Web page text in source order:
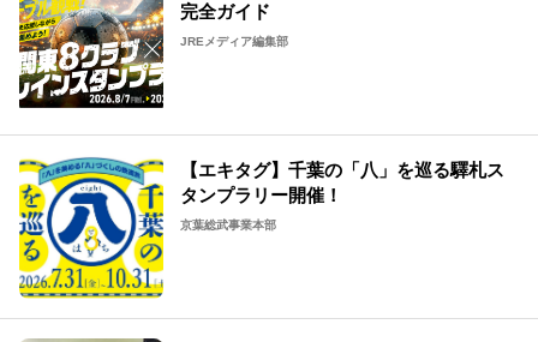
完全ガイド
JREメディア編集部
【エキタグ】千葉の「八」を巡る驛札ス
タンプラリー開催！
京葉総武事業本部